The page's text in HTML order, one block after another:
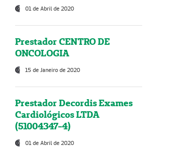
01 de Abril de 2020
Prestador CENTRO DE
ONCOLOGIA
15 de Janeiro de 2020
Prestador Decordis Exames
Cardiológicos LTDA
(51004347-4)
01 de Abril de 2020